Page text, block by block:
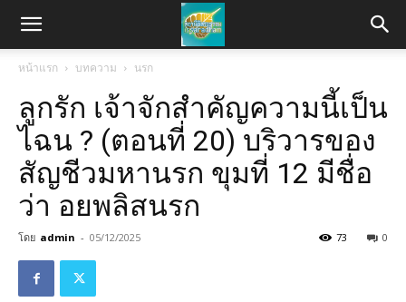
หน้าแรก บทความ นรก
ลูกรัก เจ้าจักสำคัญความนี้เป็น
ไฉน ? (ตอนที่ 20) บริวารของ
สัญชีวมหานรก ขุมที่ 12 มีชื่อ
ว่า อยพลิสนรก
โดย admin - 05/12/2025 0
73